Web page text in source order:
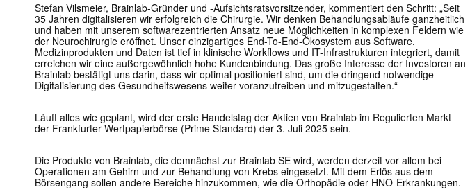
Stefan Vilsmeier, Brainlab-Gründer und -Aufsichtsratsvorsitzender, kommentiert den Schritt: „Seit
35 Jahren digitalisieren wir erfolgreich die Chirurgie. Wir denken Behandlungsabläufe ganzheitlich
und haben mit unserem softwarezentrierten Ansatz neue Möglichkeiten in komplexen Feldern wie
der Neurochirurgie eröffnet. Unser einzigartiges End-To-End-Ökosystem aus Software,
Medizinprodukten und Daten ist tief in klinische Workflows und IT-Infrastrukturen integriert, damit
erreichen wir eine außergewöhnlich hohe Kundenbindung. Das große Interesse der Investoren an
Brainlab bestätigt uns darin, dass wir optimal positioniert sind, um die dringend notwendige
Digitalisierung des Gesundheitswesens weiter voranzutreiben und mitzugestalten.“
Läuft alles wie geplant, wird der erste Handelstag der Aktien von Brainlab im Regulierten Markt
der Frankfurter Wertpapierbörse (Prime Standard) der 3. Juli 2025 sein.
Die Produkte von Brainlab, die demnächst zur Brainlab SE wird, werden derzeit vor allem bei
Operationen am Gehirn und zur Behandlung von Krebs eingesetzt. Mit dem Erlös aus dem
Börsengang sollen andere Bereiche hinzukommen, wie die Orthopädie oder HNO-Erkrankungen.